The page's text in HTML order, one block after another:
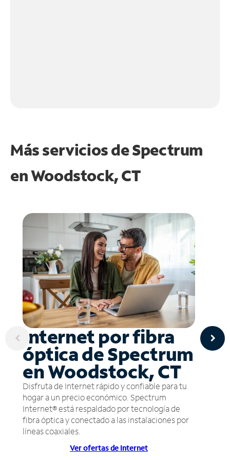
Más servicios de Spectrum
enWoodstock, CT
Internet por fibra
óptica de Spectrum
en Woodstock, CT
Disfruta de Internet rápido y confiable para tu
hogar a un precio económico. Spectrum
Internet® está respaldado por tecnología de
fibra óptica y conectado a las instalaciones por
líneas coaxiales.
Ver ofertas de Internet